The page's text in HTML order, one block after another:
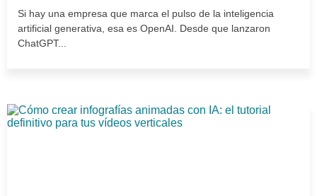
Si hay una empresa que marca el pulso de la inteligencia
artificial generativa, esa es OpenAI. Desde que lanzaron
ChatGPT...